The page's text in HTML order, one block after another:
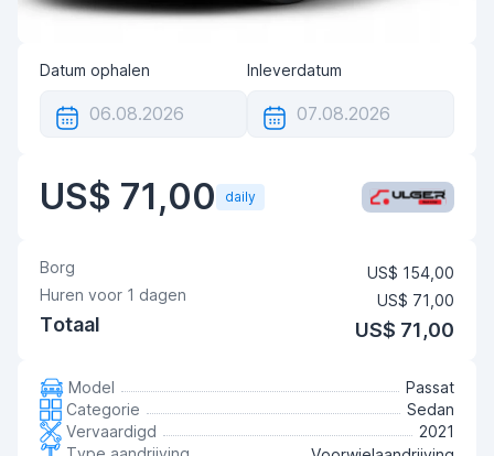
Datum ophalen Inleverdatum
US$ 71,00 daily
Borg
US$ 154,00
Huren voor 1 dagen US$ 71,00
Totaal US$ 71,00
Model
Passat
Categorie
Sedan
Vervaardigd
2021